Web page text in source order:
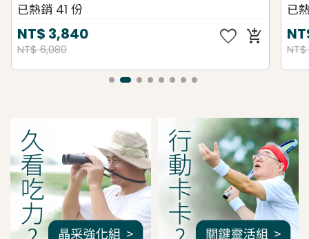
已熱銷 41 份
NT$ 3,840
NT$ 6,080
favorite add_shopping_cart
已